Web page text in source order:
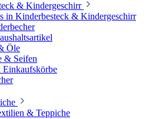
& Kindergeschirr
in Kinderbesteck & Kindergeschirr
Öle
& Seifen
Einkaufskörbe
& Teppiche